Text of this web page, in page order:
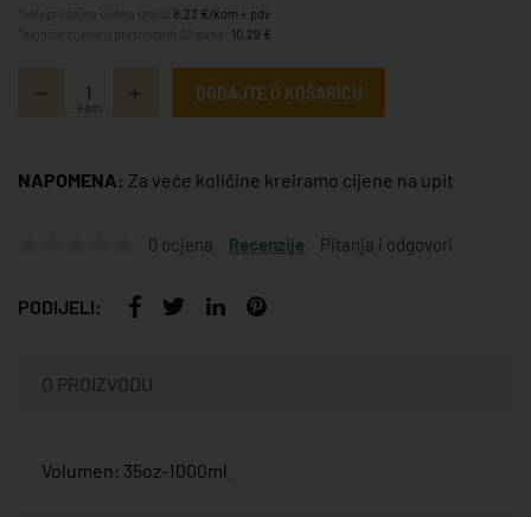
8,23 €/kom + pdv
10,29 €
kom
DODAJTE U KOŠARICU
NAPOMENA: Za veće količine kreiramo cijene na upit
0 ocjena Recenzije Pitanja i odgovori
PODIJELI:
O PROIZVODU
Volumen: 35oz-1000ml.